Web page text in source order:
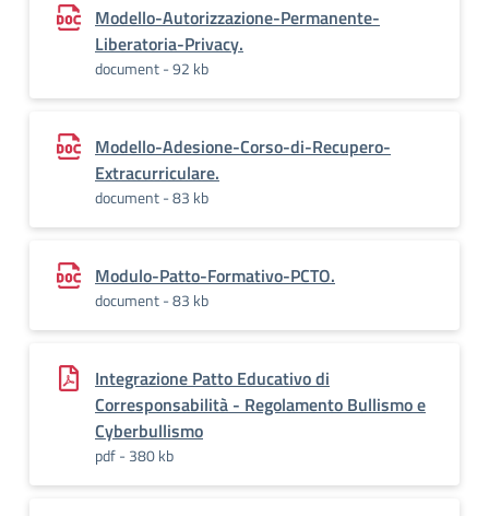
Modello-Autorizzazione-Permanente-
Liberatoria-Privacy.
document - 92 kb
Modello-Adesione-Corso-di-Recupero-
Extracurriculare.
document - 83 kb
Modulo-Patto-Formativo-PCTO.
document - 83 kb
Integrazione Patto Educativo di
Corresponsabilità - Regolamento Bullismo e
Cyberbullismo
pdf - 380 kb